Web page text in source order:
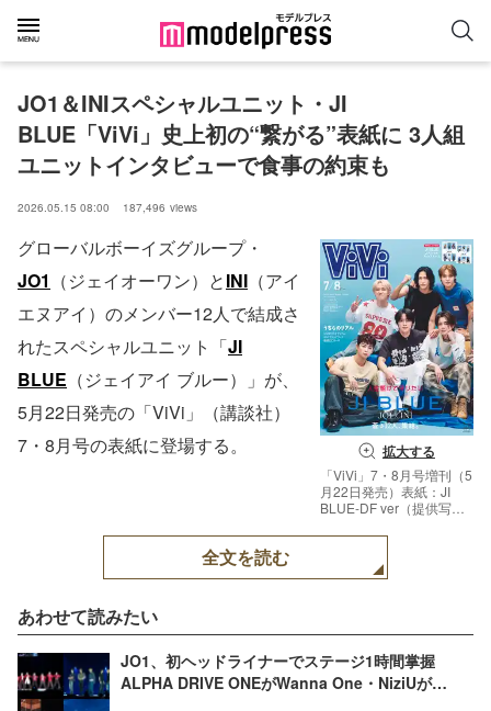
JO1＆INIスペシャルユニット・JI
BLUE「ViVi」史上初の“繋がる”表紙に 3人組
ユニットインタビューで食事の約束も
2026.05.15 08:00 187,496 views
拡大する
「ViVi」7・8月号増刊（5
月22日発売）表紙：JI
BLUE-DF ver（提供写
グローバルボーイズグループ・
JO1 （ジェイオーワン）とINI （アイ
エヌアイ）のメンバー12人で結成さ
れたスペシャルユニット「JI
BLUE （ジェイアイ ブルー）」が、
5月22日発売の「ViVi」（講談社）
7・8月号の表紙に登場する。
全文を読む
あわせて読みたい
JO1、初ヘッドライナーでステージ1時間掌握
ALPHA DRIVE ONEがWanna One・NiziUが